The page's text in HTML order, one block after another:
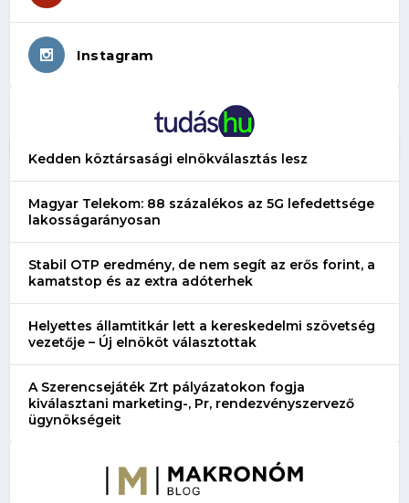
Instagram
Kedden köztársasági elnökválasztás lesz
Magyar Telekom: 88 százalékos az 5G lefedettsége
lakosságarányosan
Stabil OTP eredmény, de nem segít az erős forint, a
kamatstop és az extra adóterhek
Helyettes államtitkár lett a kereskedelmi szövetség
vezetője – Új elnököt választottak
A Szerencsejáték Zrt pályázatokon fogja
kiválasztani marketing-, Pr, rendezvényszervező
ügynökségeit